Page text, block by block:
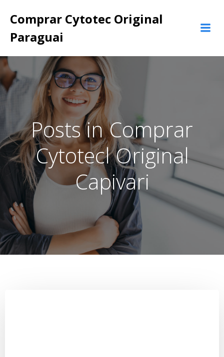
para
Comprar Cytotec Original
Paraguai
Posts in Comprar
Cytotecl Original
Capivari